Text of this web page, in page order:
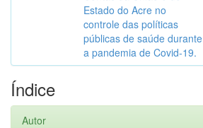
Estado do Acre no
controle das políticas
públicas de saúde durante
a pandemia de Covid-19.
Índice
Autor